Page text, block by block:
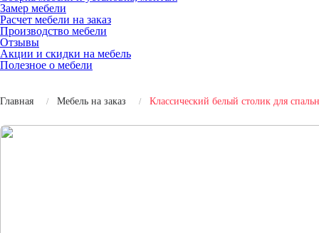
Замер мебели
Расчет мебели на заказ
Производство мебели
Отзывы
Акции и скидки на мебель
Полезное о мебели
Главная Мебель на заказ Классический белый столик для